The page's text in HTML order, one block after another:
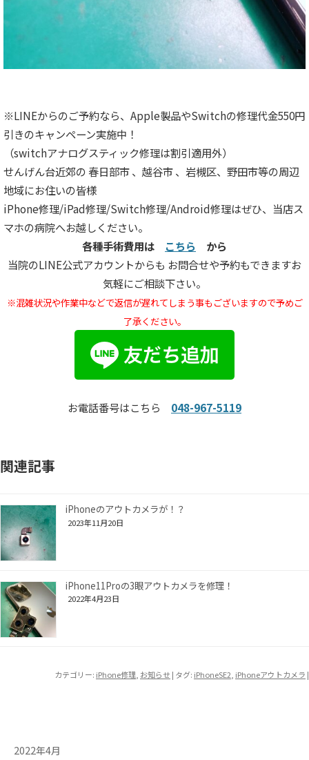
※LINEからのご予約なら、Apple製品やSwitchの修理代金550円
引きのキャンペーン実施中！
（switchアナログスティック修理は割引適用外）
せんげん台近郊の 春日部市 、越谷市 、岩槻区、野田市等の周辺
地域にお住いの皆様
iPhone修理/iPad修理/Switch修理/Android修理はぜひ、当店ス
マホの病院へお越しください。
各種手術費用は こちら から
当院のLINE公式アカウントからも お問合せや予約もできますお
気軽にご相談下さい。
※混雑状況や作業中などで返信が遅れてしまう事もございますので予めご
了承ください。
お電話番号はこちら 048-967-5119
関連記事
iPhoneのアウトカメラが！？
2023年11月20日
iPhone11Proの3眼アウトカメラを修理！
2022年4月23日
カテゴリー: iPhone修理, お知らせ | タグ: iPhoneSE2, iPhoneアウトカメラ |
2022年4月